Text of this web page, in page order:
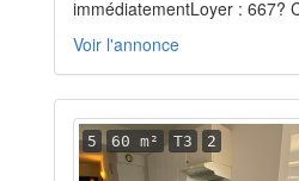
immédiatementLoyer : 667?
Voir l'annonce
5 60 m² T3 2